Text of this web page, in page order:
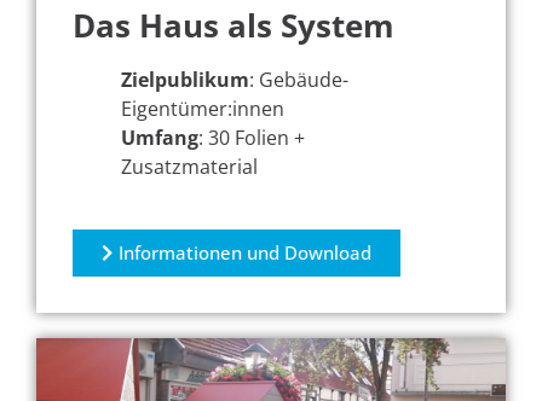
Das Haus als System
Zielpublikum: Gebäude-
Eigentümer:innen
Umfang: 30 Folien +
Zusatzmaterial
Informationen und Download